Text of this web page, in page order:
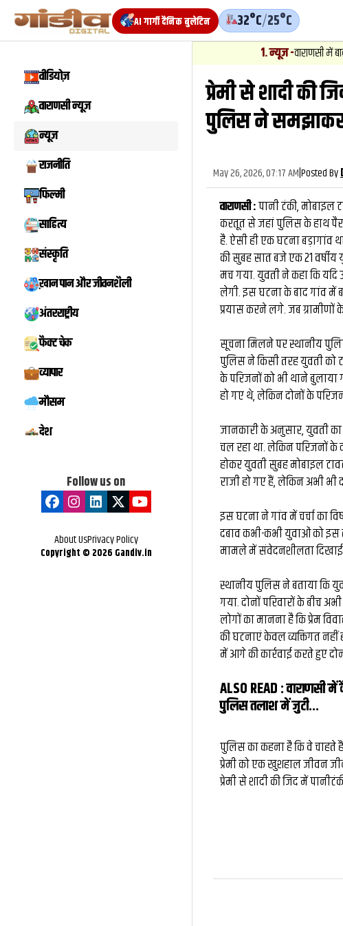
AI गार्गी दैनिक बुलेटिन 32°C/25°C
-वाराणसी में बाबतपुर
वीडियोज़
वाराणसी न्यूज़
न्यूज़
राजनीति
फिल्मी
साहित्य
संस्कृति
ख़ान पान और जीवनशैली
अंतरराष्ट्रीय
फैक्ट चेक
व्यापार
मौसम
देश
Follow us on
About UsPrivacy Policy
Copyright © 2026 Gandiv.in
प्रेमी से शादी की
पुलिस ने समझाकर
May 26, 2026, 07:17 AM|Posted By
वाराणसी :पानी टंकी,
करतूत से जहां पुलिस के हाथ
है. ऐसी ही एक घटना बड़ागांव
की सुबह सात बजे एक 21 वर्षीय
मच गया. युवती ने कहा कि
लेगी. इस घटना के बाद गांव में
प्रयास करने लगे. जब ग्रामीणों
सूचना मिलने पर स्थानीय
पुलिस ने किसी तरह युवती को
के परिजनों को भी थाने
हो गए थे, लेकिन दोनों के
जानकारी के अनुसार, युवती का
चल रहा था. लेकिन परिजनों
होकर युवती सुबह मोबाइल
राजी हो गए हैं, लेकिन अभी भी
इस घटना ने गांव में चर्चा का
दबाव कभी-कभी युवाओं को
मामले में संवेदनशीलता
स्थानीय पुलिस ने बताया कि
गया. दोनों परिवारों के बीच
लोगों का मानना है कि प्रेम
की घटनाएं केवल व्यक्तिगत
में आगे की कार्रवाई करते हुए
ALSO READ :वाराणसी
पुलिस तलाश में जुटी...
पुलिस का कहना है कि वे चाहते
प्रेमी को एक खुशहाल जीवन
प्रेमी से शादी की जिद में